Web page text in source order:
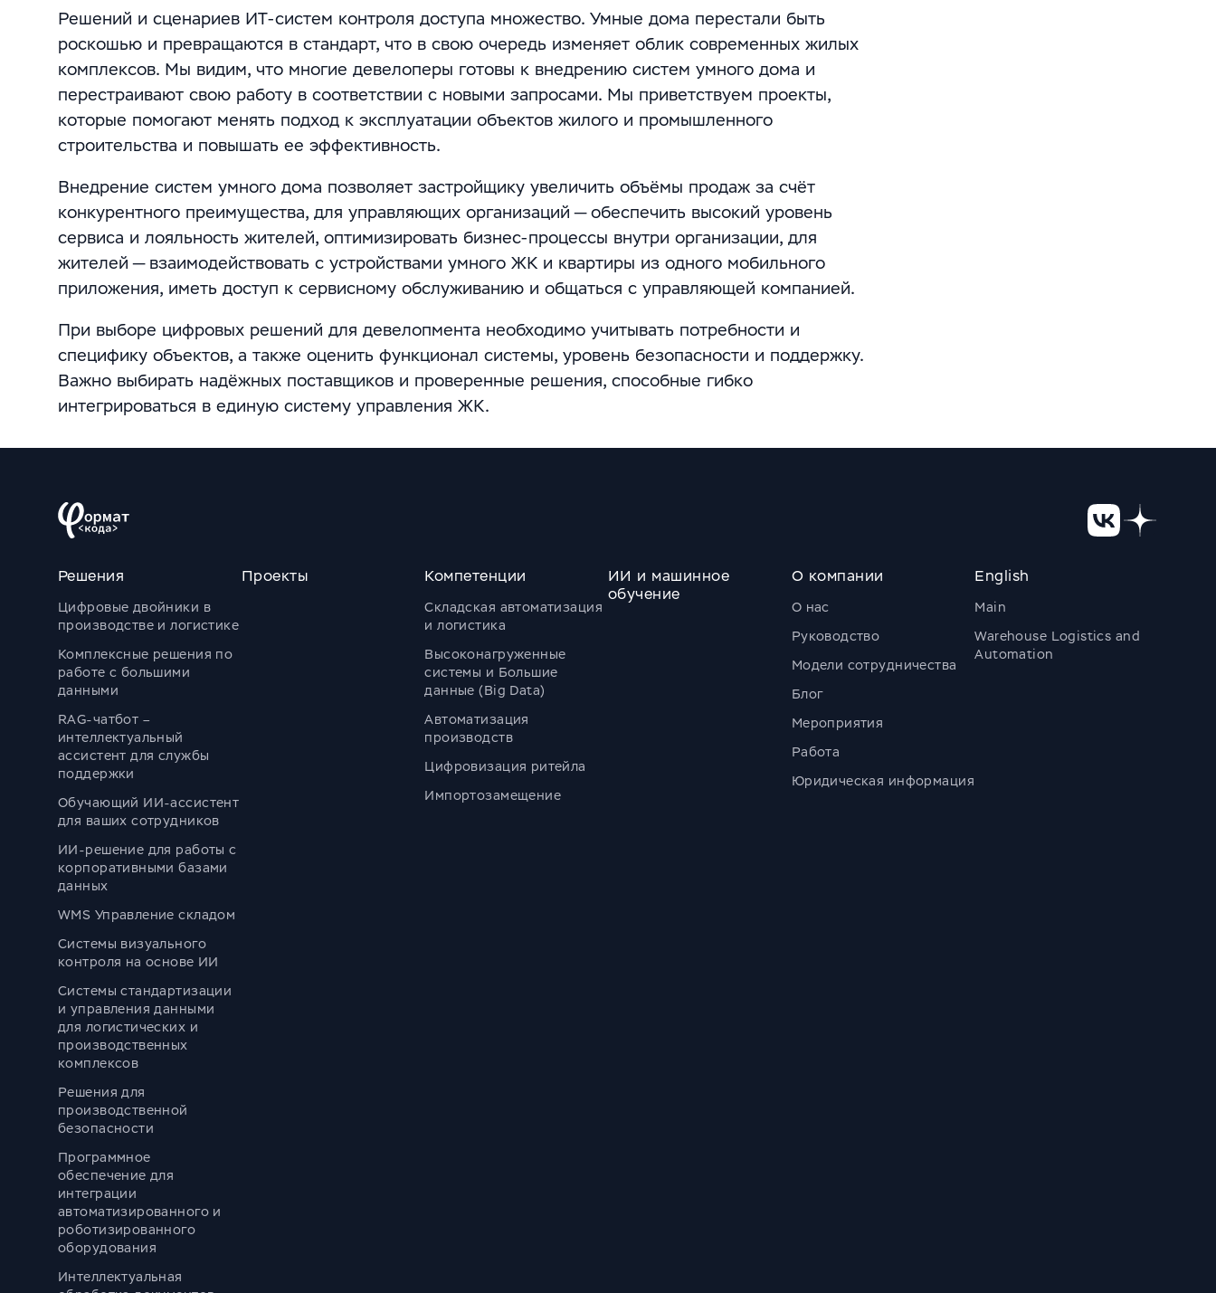
Решений и сценариев ИТ-систем контроля доступа множество. Умные дома перестали быть
роскошью и превращаются в стандарт, что в свою очередь изменяет облик современных жилых
комплексов. Мы видим, что многие девелоперы готовы к внедрению систем умного дома и
перестраивают свою работу в соответствии с новыми запросами. Мы приветствуем проекты,
которые помогают менять подход к эксплуатации объектов жилого и промышленного
строительства и повышать ее эффективность.
Внедрение систем умного дома позволяет застройщику увеличить объёмы продаж за счёт
конкурентного преимущества, для управляющих организаций — обеспечить высокий уровень
сервиса и лояльность жителей, оптимизировать бизнес-процессы внутри организации, для
жителей — взаимодействовать с устройствами умного ЖК и квартиры из одного мобильного
приложения, иметь доступ к сервисному обслуживанию и общаться с управляющей компанией.
При выборе цифровых решений для девелопмента необходимо учитывать потребности и
специфику объектов, а также оценить функционал системы, уровень безопасности и поддержку.
Важно выбирать надёжных поставщиков и проверенные решения, способные гибко
интегрироваться в единую систему управления ЖК.
Решения
Цифровые двойники в
производстве и логистике
Комплексные решения по
работе с большими
данными
RAG-чатбот –
интеллектуальный
ассистент для службы
поддержки
Обучающий ИИ-ассистент
для ваших сотрудников
ИИ-решение для работы с
корпоративными базами
данных
WMS Управление складом
Системы визуального
контроля на основе ИИ
Системы стандартизации
и управления данными
для логистических и
производственных
комплексов
Решения для
производственной
безопасности
Программное
обеспечение для
интеграции
автоматизированного и
роботизированного
оборудования
Интеллектуальная
Проекты Компетенции
Складская автоматизация
и логистика
Высоконагруженные
системы и Большие
данные (Big Data)
Автоматизация
производств
Цифровизация ритейла
Импортозамещение
ИИ и машинное
обучение
О компании
О нас
Руководство
Модели сотрудничества
Блог
Мероприятия
Работа
Юридическая информация
English
Main
Warehouse Logistics and
Automation